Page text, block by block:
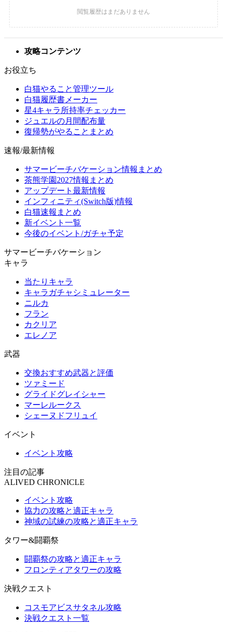
攻略コンテンツ
お役立ち
白猫やること管理ツール
白猫履歴書メーカー
星4キャラ所持率チェッカー
ジュエルの月間配布量
復帰勢がやることまとめ
速報/最新情報
サマービーチバケーション情報まとめ
茶熊学園2027情報まとめ
アップデート最新情報
インフィニティ(Switch版)情報
白猫速報まとめ
新イベント一覧
今後のイベント/ガチャ予定
サマービーチバケーション
キャラ
当たりキャラ
キャラガチャシミュレーター
ニルカ
フラン
カクリア
エレノア
武器
交換おすすめ武器と評価
ツァミード
グライドグレイシャー
マーレルークス
シェーヌドフリュイ
イベント
イベント攻略
注目の記事
ALIVED CHRONICLE
イベント攻略
協力の攻略と適正キャラ
神域の試練の攻略と適正キャラ
タワー&闘覇祭
闘覇祭の攻略と適正キャラ
フロンティアタワーの攻略
決戦クエスト
コスモアビスサタネル攻略
決戦クエスト一覧